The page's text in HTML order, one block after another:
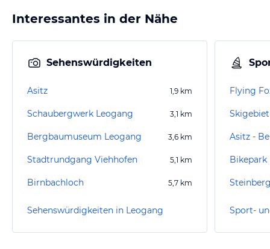
Interessantes in der Nähe
Sehenswürdigkeiten
Asitz 1,9 km
Schaubergwerk Leogang 3,1 km
Bergbaumuseum Leogang 3,6 km
Stadtrundgang Viehhofen 5,1 km
Birnbachloch 5,7 km
Sehenswürdigkeiten in Leogang
Flying
Asitz -
Bikepark